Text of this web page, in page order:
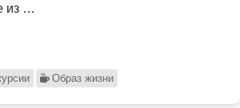
из …
Образ жизни